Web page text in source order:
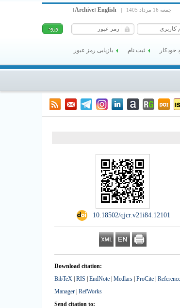
جمعه 16 مرداد 1405 |
English
[Archive]
خودکار ثبت نام بازیابی رمز عبور
‎ 10.18502/qjcr.v21i84.12101
Download citation:
BibTeX | RIS | EndNote | Medlars | ProCite | Reference
Manager | RefWorks
Send citation to: